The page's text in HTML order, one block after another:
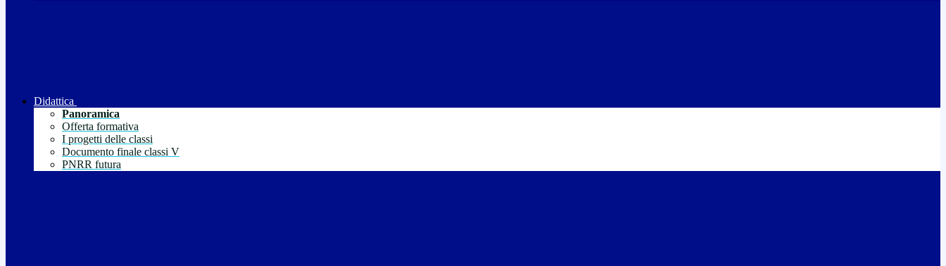
Didattica
Panoramica
Offerta formativa
I progetti delle classi
Documento finale classi V
PNRR futura